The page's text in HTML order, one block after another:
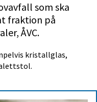
som ska
fraktion på
ÅVC.
kristallglas,